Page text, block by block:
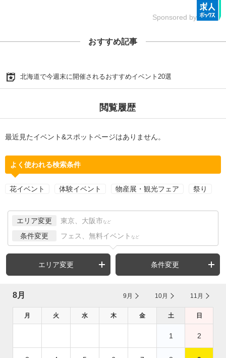
Sponsored by
おすすめ記事
北海道で今週末に開催されるおすすめイベント20選
閲覧履歴
最近見たイベント&スポットページはありません。
よく使われる検索条件
花イベント 体験イベント 物産展・観光フェア 祭り
エリア変更 東京、大阪市 など
条件変更 フェス、無料イベント など
エリア変更 条件変更
8月 9月 10月 11月
月 火 水 木 金 土 日
1 2